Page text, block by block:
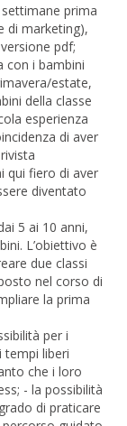
prima
di marketing),
pdf;
con i bambini
estate,
della classe
esperienza
di aver
qui fiero di aver
diventato
5 ai 10 anni,
L’obiettivo è
due classi
nel corso di
la prima
per i
tempi liberi
che i loro
- la possibilità
di praticare